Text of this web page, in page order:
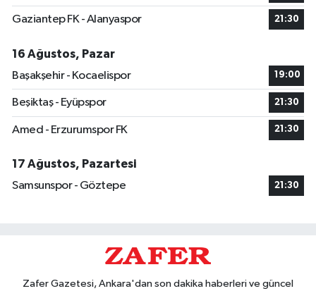
Gaziantep FK - Alanyaspor 21:30
16 Ağustos, Pazar
Başakşehir - Kocaelispor
19:00
Beşiktaş - Eyüpspor 21:30
Amed - Erzurumspor FK 21:30
17 Ağustos, Pazartesi
Samsunspor - Göztepe
21:30
Zafer Gazetesi, Ankara'dan son dakika haberleri ve güncel